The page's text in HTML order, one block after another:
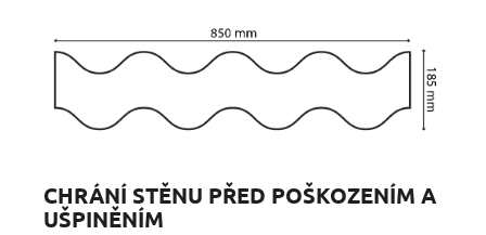
CHRÁNÍ STĚNU PŘED POŠKOZENÍM A
UŠPINĚNÍM